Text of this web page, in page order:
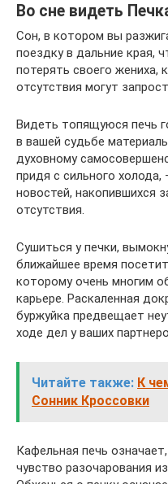
Во сне видеть
Сон, в котором вы
поездку в дальние края,
потерять своего жениха,
отсутствия могут
Видеть топящуюся печь
в вашей судьбе
духовному
придя с сильного холода,
новостей, накопившихся
отсутствия.
Сушиться у печки,
ближайшее время
которому очень многим
карьере. Раскаленная
буржуйка предвещает
ходе дел у ваших
Читайте также: К
Сонник Кроссовки
Кафельная печь
чувство разочарования